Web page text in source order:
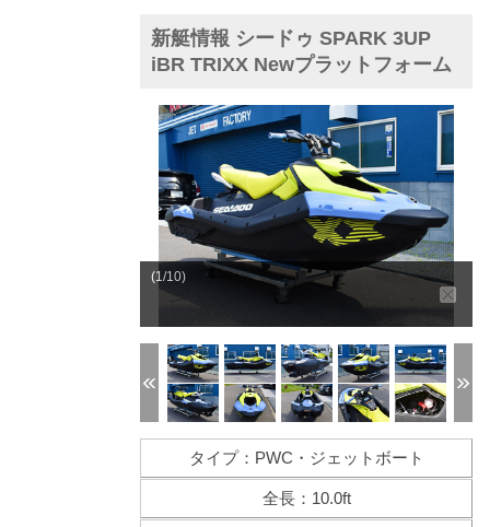
新艇情報 シードゥ SPARK 3UP
iBR TRIXX Newプラットフォーム
(1/10)
タイプ：PWC・ジェットボート
全長：10.0ft